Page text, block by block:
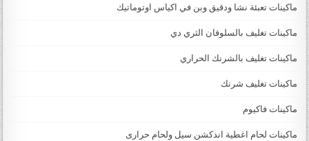
ماكينات تعبئة نشا ودقيق وبن في اكياس اوتوماتيك
ماكينات تغليف بالسلوفان الثري دي
ماكينات تغليف بالشرنك الحراري
ماكينات تغليف شرنك
ماكينات فاكيوم
ماكينات لحام اغطية اندكشن سيل ولحام حرارى